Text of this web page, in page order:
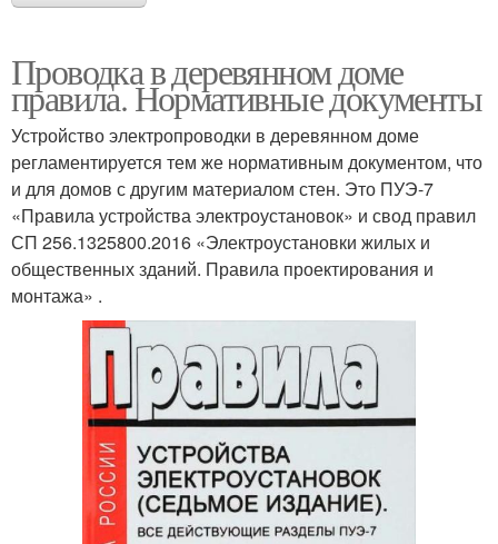
Проводка в деревянном доме
правила. Нормативные документы
Устройство электропроводки в деревянном доме
регламентируется тем же нормативным документом, что
и для домов с другим материалом стен. Это ПУЭ-7
«Правила устройства электроустановок» и свод правил
СП 256.1325800.2016 «Электроустановки жилых и
общественных зданий. Правила проектирования и
монтажа» .